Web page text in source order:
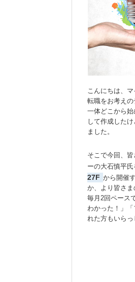
こんにちは、
転職をお考え
一体どこから
して作成した
ました。
そこで今回、
ーの大石慎平
27F から開催
か、より皆さま
毎月2回ペース
わかった！」
れた方もいらっ